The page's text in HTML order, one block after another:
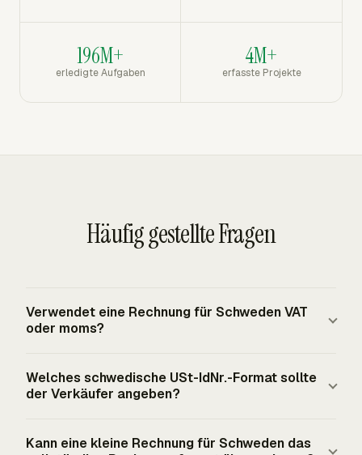
196M+
erledigte Aufgaben
4M+
erfasste Projekte
Häufig gestellte Fragen
Verwendet eine Rechnung für Schweden VAT
oder moms?
verwendet VAT, im Schwedischen allgemein moms
genannt. Schweden folgt dem EU-
Mehrwertsteuersatz von 25 % und ermäßigten Sätzen
Welches schwedische USt-IdNr.-Format sollte
der Verkäufer angeben?
wird normalerweise als SE gefolgt von 10 Ziffern und 01
Kann eine kleine Rechnung für Schweden das